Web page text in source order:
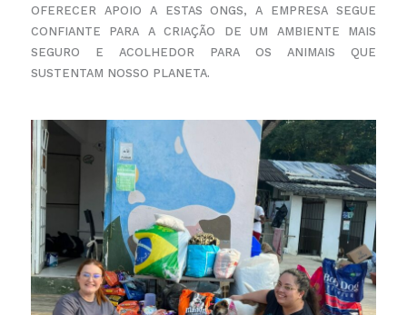
OFERECER APOIO A ESTAS ONGS, A EMPRESA SEGUE
CONFIANTE PARA A CRIAÇÃO DEUM AMBIENTE MAIS
SEGURO E ACOLHEDOR PARA OS ANIMAIS QUE
SUSTENTAM NOSSO PLANETA.